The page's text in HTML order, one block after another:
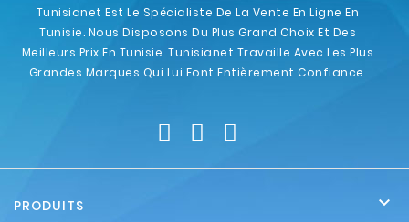
Tunisianet Est Le Spécialiste De La Vente En Ligne En
Tunisie. Nous Disposons Du Plus Grand Choix Et Des
Meilleurs Prix En Tunisie. Tunisianet Travaille Avec Les Plus
Grandes Marques Qui Lui Font Entièrement Confiance.
PRODUITS 